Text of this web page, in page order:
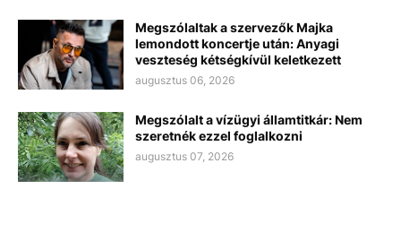
Megszólaltak a szervezők Majka
lemondott koncertje után: Anyagi
veszteség kétségkívül keletkezett
augusztus 06, 2026
Megszólalt a vízügyi államtitkár: Nem
szeretnék ezzel foglalkozni
augusztus 07, 2026